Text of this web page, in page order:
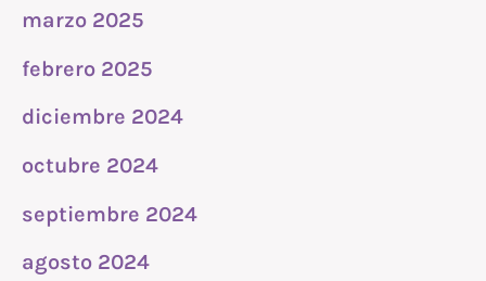
marzo 2025
febrero 2025
diciembre 2024
octubre 2024
septiembre 2024
agosto 2024